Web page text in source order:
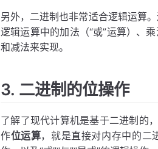
另外，二进制也非常适合逻辑运算。
逻辑运算中的加法（“或”运算）、
和减法来实现。
3. 二进制的位操作
了解了现代计算机是基于二进制的
作位运算，就是直接对内存中的二